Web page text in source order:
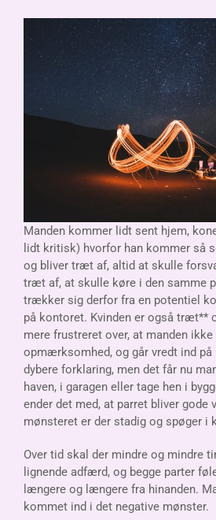
Mandenkommer lidt sent hjem,
lidt kritisk) hvorfor han kommer så
og bliver træt af, altid at skulle
træt af, at skulle køre i den samme
trækker sig derfor fra en potentiel
på kontoret. Kvinden er også træt**
mere frustreret over, at manden ikke
opmærksomhed, og går vredt ind
dybere forklaring, men det får nu
haven, i garagen eller tage hen i
ender det med, at parret bliver gode
mønsteret er der stadig og spøger i
Over tid skal der mindre og mindre
lignende adfærd, og begge parter
længere og længere fra hinanden.
kommet ind i det negative mønster.